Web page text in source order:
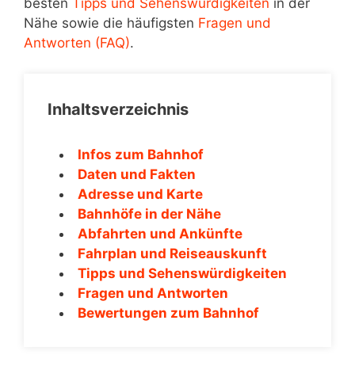
besten Tipps und Sehenswürdigkeiten in der
Nähe sowie die häufigsten Fragen und
Antworten (FAQ).
Inhaltsverzeichnis
Infos zum Bahnhof
Daten und Fakten
Adresse und Karte
Bahnhöfe in der Nähe
Abfahrten und Ankünfte
Fahrplan und Reiseauskunft
Tipps und Sehenswürdigkeiten
Fragen und Antworten
Bewertungen zum Bahnhof